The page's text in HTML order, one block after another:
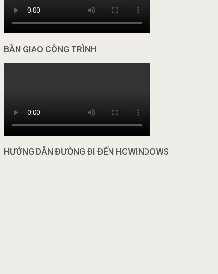
BÀN GIAO CÔNG TRÌNH
HƯỚNG DẪN ĐƯỜNG ĐI ĐẾN HOWINDOWS